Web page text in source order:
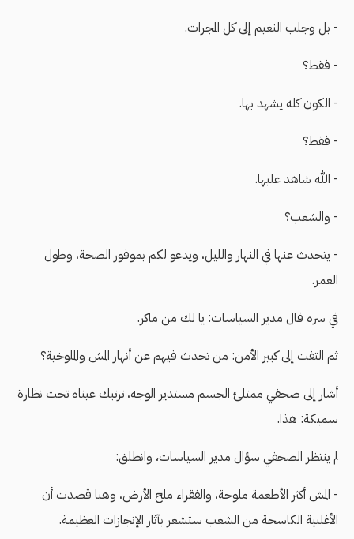
- بل وجلب النعيم إلى كل المجرات.
- فقط؟
- الكون كله يشهد بها.
- فقط؟
- الله شاهد عليها.
- والشعب؟
- يتحدث عنها في النهار والليل، ويدعو لكم بموفور الصحة، وطول
العمر.
في سره قال مدير السياسات: يا لك من ماكر.
ثم التفت إلى كبير الأمن: من تحدث فيهم عن أنهار المش والملوخية؟
أشار إلى صحفي ممتلئ الجسم مستدير الوجه، ترتبك عيناه تحت نظارة
سميكة: هذا.
لم ينتظر الصحفي سؤال مدير السياسات، وانطلق:
- المش أكثر الأطعمة ملوحة، والفقراء ملح الأرض، وهنا قصدت أن
الأغلبية الكاسحة من الشعب ستشعر بآثار الإنجازات العظيمة.